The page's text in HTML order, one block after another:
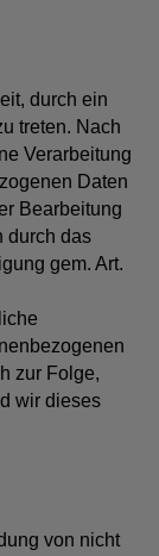
durch ein
treten. Nach
Verarbeitung
Daten
Bearbeitung
durch das
gem. Art.
zur Folge,
wir dieses
von nicht